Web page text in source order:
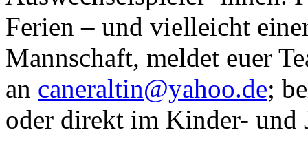
Ferien – und vielleicht
Mannschaft, meldet euer
an caneraltin@yahoo.de;
oder direkt im Kinder- und